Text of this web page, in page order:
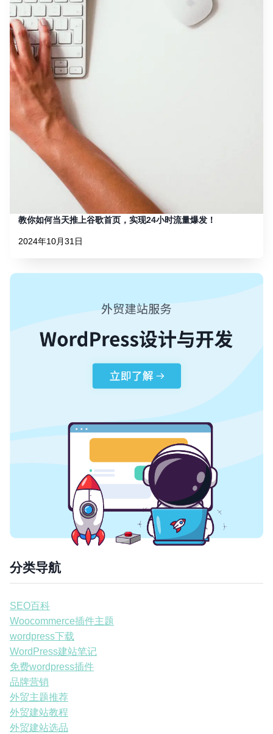
教你如何当天推上谷歌首页，实现24小时流量爆发！
2024年10月31日
分类导航
SEO百科
Woocommerce插件主题
wordpress下载
WordPress建站笔记
免费wordpress插件
品牌营销
外贸主题推荐
外贸建站教程
外贸建站选品